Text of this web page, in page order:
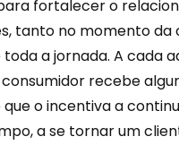
fortalecero
tanto no momento
a jornada. A cada
consumidor recebe
que o incentiva a
a se tornar um